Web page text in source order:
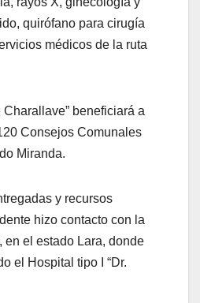
quirófano para cirugía
médicos de la ruta
Charallave” beneficiará a
Consejos Comunales
Miranda.
y recursos
hizo contacto con la
en el estado Lara, donde
el Hospital tipo I “Dr.